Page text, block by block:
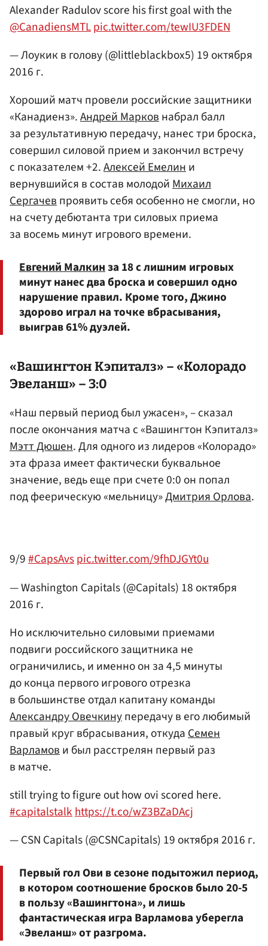
Alexander Radulov score his first goal with the
@CanadiensMTLpic.twitter.com/tewIU3FDEN
— Лоукик в голову (@littleblackbox5) 19 октября
2016 г.
Хороший матч провели российские защитники
«Канадиенз».Андрей Марковнабрал балл
за результативную передачу, нанес три броска,
совершил силовой прием и закончил встречу
с показателем +2.Алексей Емелини
вернувшийся в состав молодойМихаил
Сергачевпроявить себя особенно не смогли, но
на счету дебютанта три силовых приема
за восемь минут игрового времени.
Евгений Малкинза 18 с лишним игровых
минут нанес два броска и совершил одно
нарушение правил. Кроме того, Джино
здорово играл на точке вбрасывания,
выиграв 61% дуэлей.
«Вашингтон Кэпиталз» – «Колорадо
Эвеланш» – 3:0
«Наш первый период был ужасен», – сказал
после окончания матча с «Вашингтон Кэпиталз»
Мэтт Дюшен. Для одного из лидеров «Колорадо»
эта фраза имеет фактически буквальное
значение, ведь еще при счете 0:0 он попал
под феерическую «мельницу»Дмитрия Орлова.
9/9#CapsAvspic.twitter.com/9fhDJGYt0u
— Washington Capitals (@Capitals) 18 октября
2016 г.
Но исключительно силовыми приемами
подвиги российского защитника не
ограничились, и именно он за 4,5 минуты
до конца первого игрового отрезка
в большинстве отдал капитану команды
Александру Овечкинупередачу в его любимый
правый круг вбрасывания, откудаСемен
Варламови был расстрелян первый раз
в матче.
still trying to figure out how ovi scored here.
#capitalstalkhttps://t.co/wZ3BZaDAcj
— CSN Capitals (@CSNCapitals) 19 октября 2016 г.
Первый гол Ови в сезоне подытожил период,
в котором соотношение бросков было 20-5
в пользу «Вашингтона», и лишь
фантастическая игра Варламова уберегла
«Эвеланш» от разгрома.